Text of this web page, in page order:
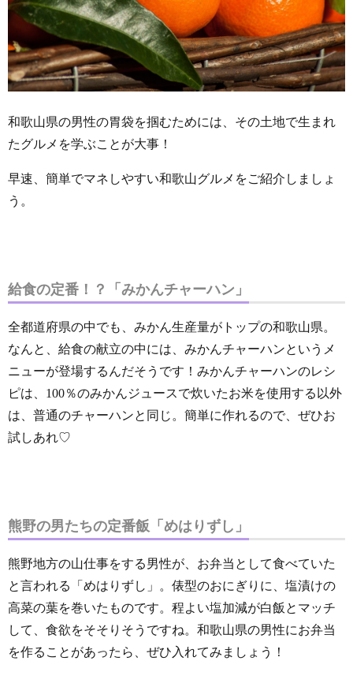
和歌山県の男性の胃袋を掴むためには、その土地で生まれ
たグルメを学ぶことが大事！
早速、簡単でマネしやすい和歌山グルメをご紹介しましょ
う。
給食の定番！？「みかんチャーハン」
全都道府県の中でも、みかん生産量がトップの和歌山県。
なんと、給食の献立の中には、みかんチャーハンというメ
ニューが登場するんだそうです！みかんチャーハンのレシ
ピは、100％のみかんジュースで炊いたお米を使用する以外
は、普通のチャーハンと同じ。簡単に作れるので、ぜひお
試しあれ♡
熊野の男たちの定番飯「めはりずし」
熊野地方の山仕事をする男性が、お弁当として食べていた
と言われる「めはりずし」。俵型のおにぎりに、塩漬けの
高菜の葉を巻いたものです。程よい塩加減が白飯とマッチ
して、食欲をそそりそうですね。和歌山県の男性にお弁当
を作ることがあったら、ぜひ入れてみましょう！